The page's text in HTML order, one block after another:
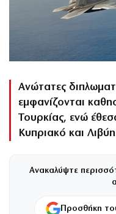
Ανώτατες
εμφανίζονται
Τουρκίας, ενώ
Κυπριακό και
Ανακαλύψτε
Προσθήκη